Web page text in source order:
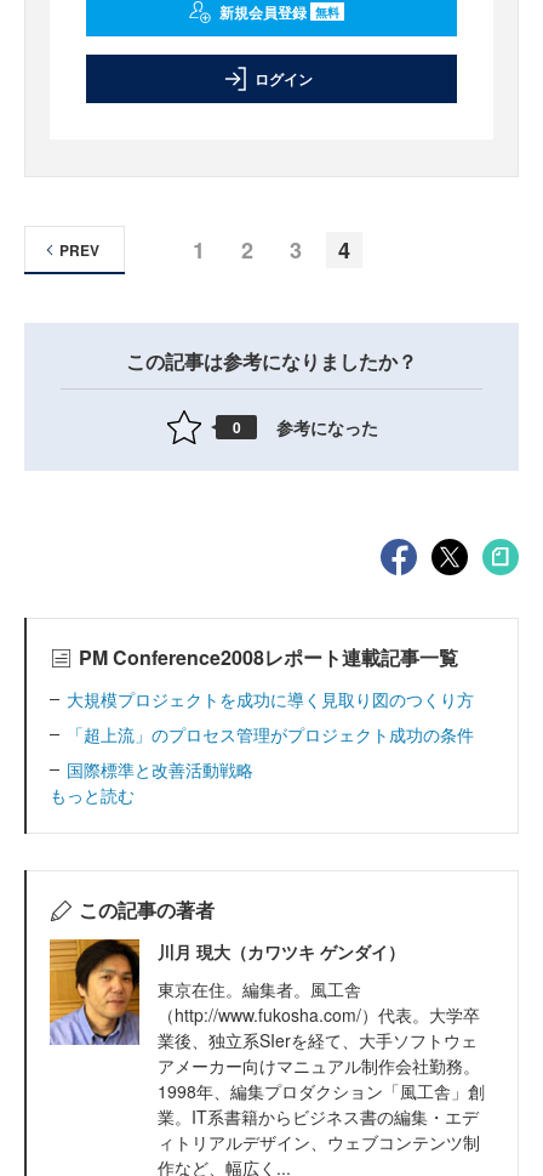
新規会員登録 無料
ログイン
1 2 3 4
PREV
この記事は参考になりましたか？
0 参考になった
PM Conference2008レポート連載記事一覧
大規模プロジェクトを成功に導く見取り図のつくり方
「超上流」のプロセス管理がプロジェクト成功の条件
国際標準と改善活動戦略
もっと読む
この記事の著者
川月 現大（カワツキ ゲンダイ）
東京在住。編集者。風工舎
（http://www.fukosha.com/）代表。大学卒
業後、独立系SIerを経て、大手ソフトウェ
アメーカー向けマニュアル制作会社勤務。
1998年、編集プロダクション「風工舎」創
業。IT系書籍からビジネス書の編集・エデ
ィトリアルデザイン、ウェブコンテンツ制
作など、幅広く...